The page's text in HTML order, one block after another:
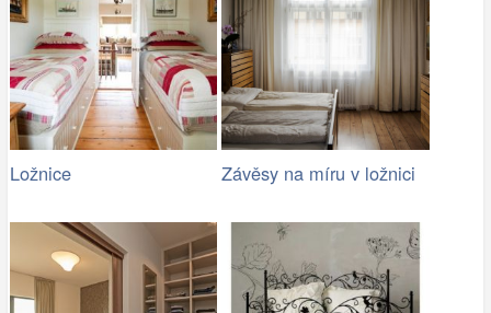
Ložnice Závěsy na míru v ložnici